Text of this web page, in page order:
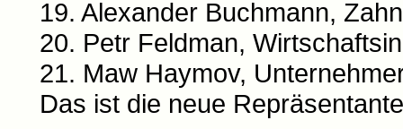
19. Alexander Buchmann,
20. Petr Feldman,
21. Maw Haymov,
Das ist die neue